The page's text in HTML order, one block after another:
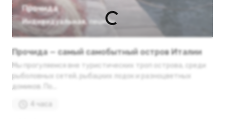
Прочида
Индивидуальная пешком
Прочида — самый самобытный остров Италии
Мы прогуляемся вне туристических троп острова, среди
рыболовных сетей, рыбацких лодок и разноцветных
домиков. По...
4 часа